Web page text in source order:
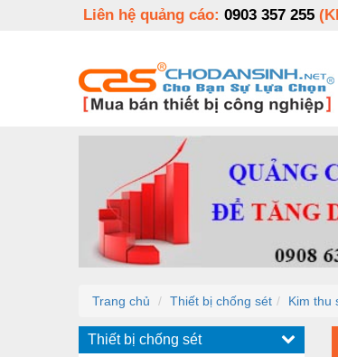
Liên hệ quảng cáo: 0903 357 255
Trang chủ Thiết bị chống sét Kim thu
Thiết bị chống sét